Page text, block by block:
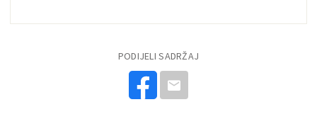
PODIJELI SADRŽAJ